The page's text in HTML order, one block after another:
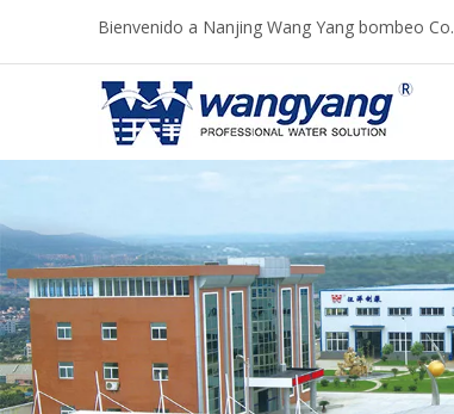
Bienvenido a Nanjing Wang Yang bombeo Co.